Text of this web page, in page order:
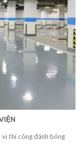
thi công đánh bóng